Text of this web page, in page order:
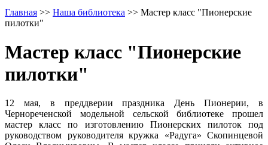
Главная >> Наша библиотека >> Мастер класс "Пионерские
пилотки"
Мастер класс "Пионерские
пилотки"
12 мая, в преддверии праздника День Пионерии, в
Чернореченской модельной сельской библиотеке прошел
мастер класс по изготовлению Пионерских пилоток под
руководством руководителя кружка «Радуга» Скопинцевой